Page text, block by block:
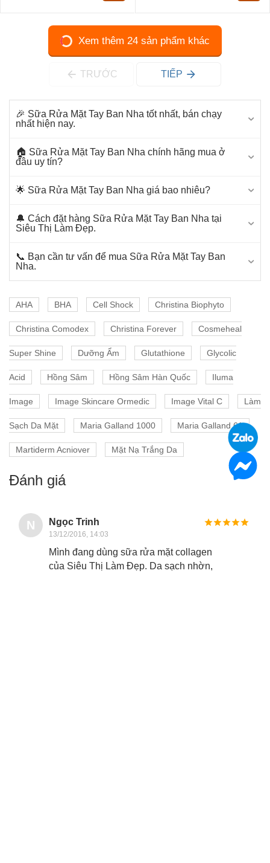
🎉 Sữa Rửa Mặt Tay Ban Nha tốt nhất, bán chạy
nhất hiện nay.
🏠 Sữa Rửa Mặt Tay Ban Nha chính hãng mua ở
đâu uy tín?
🌟 Sữa Rửa Mặt Tay Ban Nha giá bao nhiêu?
🔔 Cách đặt hàng Sữa Rửa Mặt Tay Ban Nha tại
Siêu Thị Làm Đẹp.
📞 Bạn cần tư vấn để mua Sữa Rửa Mặt Tay Ban
Nha.
Xem thêm 24 sản phẩm khác
TRƯỚC TIẾP
AHA BHA Cell Shock Christina Biophyto
Christina Comodex Christina Forever Cosmeheal
Super Shine Dưỡng Ẩm Glutathione Glycolic
Acid Hồng Sâm Hồng Sâm Hàn Quốc Iluma
Image Image Skincare Ormedic Image Vital C Làm
Sạch Da Mặt Maria Galland 1000 Maria Galland 61
Martiderm Acniover Mặt Nạ Trắng Da
Đánh giá
N Ngọc Trinh
13/12/2016, 14:03
Mình đang dùng sữa rửa mặt collagen
của Siêu Thị Làm Đẹp. Da sạch nhờn,